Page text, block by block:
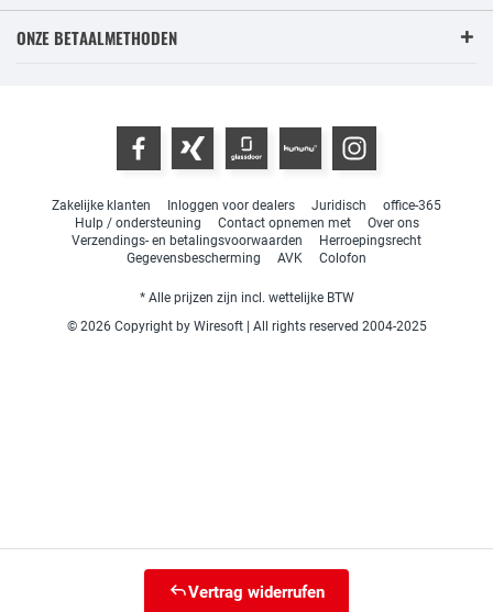
ONZE BETAALMETHODEN
Zakelijke klanten Inloggen voor dealers Juridisch
office-365
Hulp / ondersteuning
Contact opnemen met
Over ons
Verzendings- en betalingsvoorwaarden
Herroepingsrecht
Gegevensbescherming
AVK Colofon
* Alle prijzen zijn incl. wettelijke BTW
© 2026 Copyright by Wiresoft | All rights reserved 2004-2025
Vertrag widerrufen